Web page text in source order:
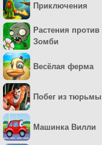
Приключения
Растения против
Зомби
Весёлая ферма
Побег из тюрьмы
Машинка Вилли